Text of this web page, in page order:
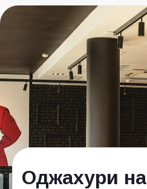
Оджахури на